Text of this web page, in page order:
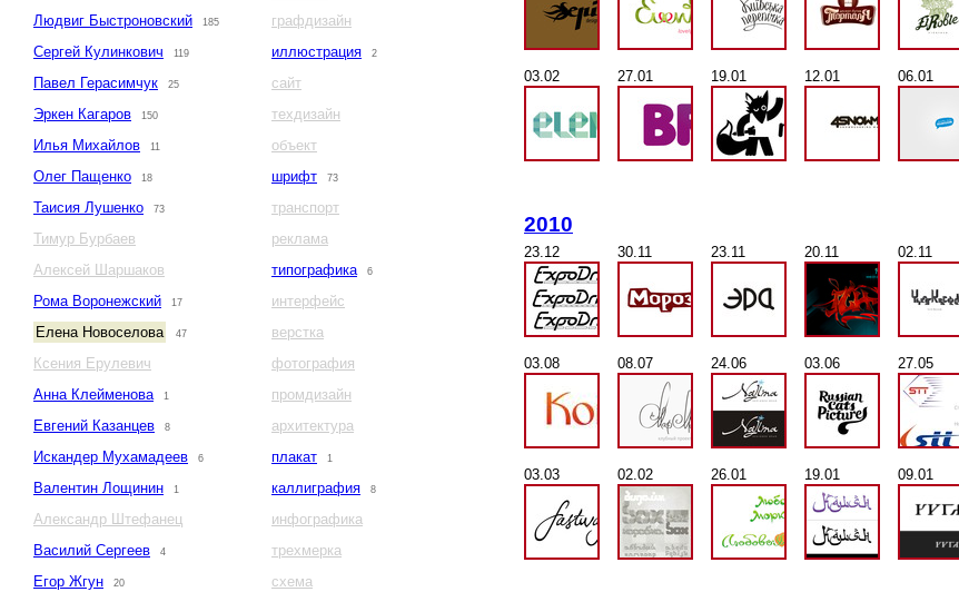
Людвиг Быстроновский 185
Сергей Кулинкович 119
Павел Герасимчук 25
Эркен Кагаров 150
Илья Михайлов 11
Олег Пащенко 18
Таисия Лушенко 73
Тимур Бурбаев
Алексей Шаршаков
Рома Воронежский
17
Елена Новоселова 47
Ксения Ерулевич
Анна Клейменова
1
Евгений Казанцев 8
Искандер Мухамадеев 6
Валентин Лощинин 1
Александр Штефанец
Василий Сергеев
4
Егор Жгун 20
графдизайн
иллюстрация
2
сайт
техдизайн
объект
шрифт
73
транспорт
реклама
типографика
6
интерфейс
верстка
фотография
промдизайн
архитектура
плакат
1
каллиграфия 8
инфографика
трехмерка
схема
03.02 27.01 19.01 12.01 06.01
2010
23.12 30.11 23.11 20.11 02.11
03.08 08.07 24.06 03.06 27.05
03.03 02.02 26.01 19.01 09.01